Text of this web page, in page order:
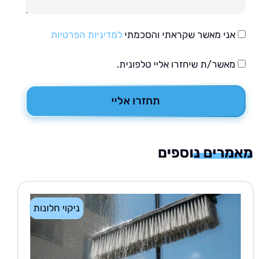
אני מאשר שקראתי והסכמתילמדיניות הפרטיות
מאשר/ת שיחזרו אליי טלפונית.
תחזרו אליי
נוספים
ניקוי חלונות